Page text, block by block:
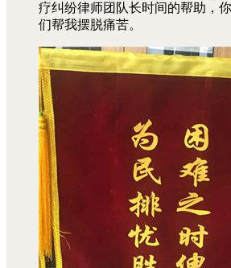
疗纠纷律师团队长时间的帮助，
们帮我摆脱痛苦。